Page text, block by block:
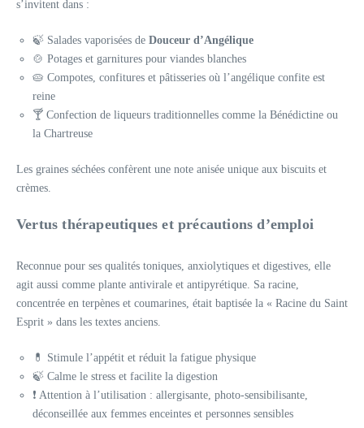
s’invitent dans :
🍃 Salades vaporisées de Douceur d’Angélique
🍲 Potages et garnitures pour viandes blanches
🥧 Compotes, confitures et pâtisseries où l’angélique confite est
reine
🍸 Confection de liqueurs traditionnelles comme la Bénédictine ou
la Chartreuse
Les graines séchées confèrent une note anisée unique aux biscuits et
crèmes.
Vertus thérapeutiques et précautions d’emploi
Reconnue pour ses qualités toniques, anxiolytiques et digestives, elle
agit aussi comme plante antivirale et antipyrétique. Sa racine,
concentrée en terpènes et coumarines, était baptisée la « Racine du Saint
Esprit » dans les textes anciens.
💊 Stimule l’appétit et réduit la fatigue physique
🍃 Calme le stress et facilite la digestion
❗ Attention à l’utilisation : allergisante, photo-sensibilisante,
déconseillée aux femmes enceintes et personnes sensibles